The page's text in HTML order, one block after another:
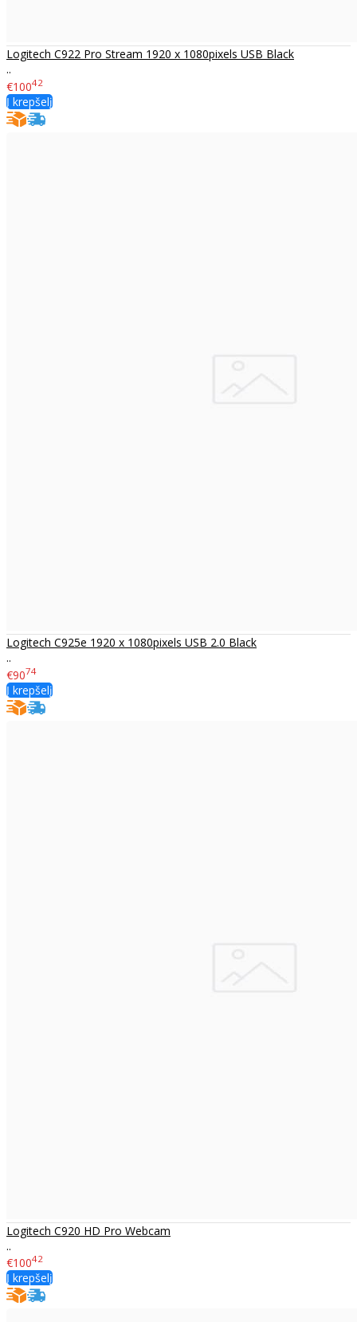
Logitech C922 Pro Stream 1920 x 1080pixels USB Black
..
€10042
Į krepšelį
Logitech C925e 1920 x 1080pixels USB 2.0 Black
..
€9074
Į krepšelį
Logitech C920 HD Pro Webcam
..
€10042
Į krepšelį